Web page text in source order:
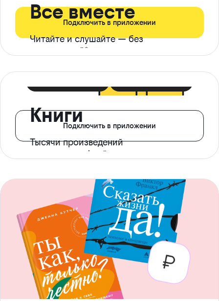
Все вместе
Читайте и слушайте — без
ограничений*
Подключить в приложении
Книги
Тысячи произведений
с доступом офлайн
Подключить в приложении